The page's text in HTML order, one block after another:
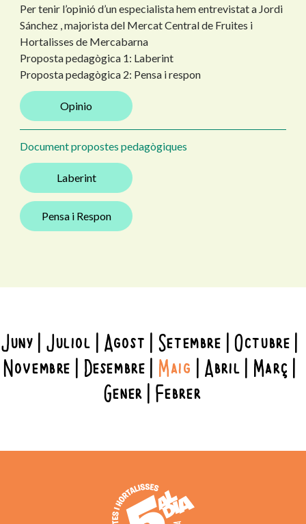
Per tenir l’opinió d’un especialista hem entrevistat a Jordi
Sánchez , majorista del Mercat Central de Fruites i
Hortalisses de Mercabarna
Proposta pedagògica 1: Laberint
Proposta pedagògica 2: Pensa i respon
Opinio
Document propostes pedagògiques
Laberint
Pensa i Respon
Juny Juliol Agost Setembre Octubre
Novembre Desembre Maig Abril Març
Gener Febrer